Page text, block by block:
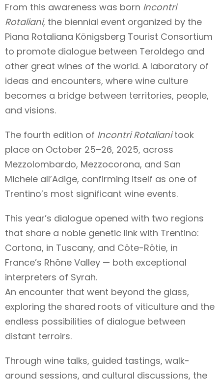
From this awareness was born Incontri
Rotaliani, the biennial event organized by the
Piana Rotaliana Königsberg Tourist Consortium
to promote dialogue between Teroldego and
other great wines of the world. A laboratory of
ideas and encounters, where wine culture
becomes a bridge between territories, people,
and visions.
The fourth edition of Incontri Rotalianitook
place on October 25–26, 2025, across
Mezzolombardo, Mezzocorona, and San
Michele all’Adige, confirming itself as one of
Trentino’s most significant wine events.
This year’s dialogue opened with two regions
that share a noble genetic link with Trentino:
Cortona, in Tuscany, and Côte-Rôtie, in
France’s Rhône Valley — both exceptional
interpreters of Syrah.
An encounter that went beyond the glass,
exploring the shared roots of viticulture and the
endless possibilities of dialogue between
distant terroirs.
Through wine talks, guided tastings, walk-
around sessions, and cultural discussions, the